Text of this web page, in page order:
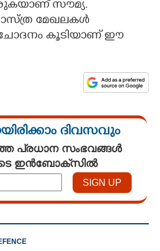
സൗമ്യ.
മേഖലകൾ
കൂടിയാണ് ഈ
ദിവസവും
പ്രധാന സംഭവങ്ങൾ
ഇൻബോക്സിൽ